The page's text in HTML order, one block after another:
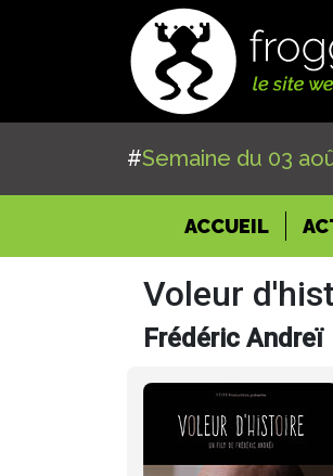
#Semaine du 03
ACCUEIL
Voleur
Frédéric Andreï